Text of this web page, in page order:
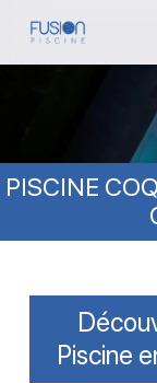
Skip
PISCINE
Piscine